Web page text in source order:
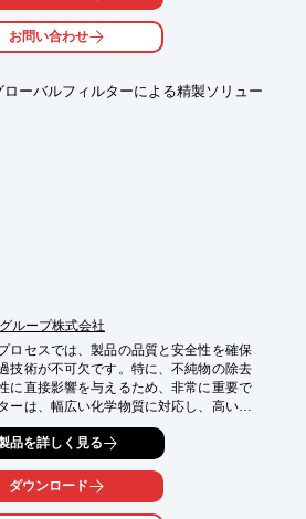
お問い合わせ
ローバルフィルターによる精製ソリュー
ループ株式会社
ロセスでは、製品の品質と安全性を確保
技術が不可欠です。特に、不純物の除去
に直接影響を与えるため、非常に重要で
ーは、幅広い化学物質に対応し、高い除
、精製プロセスにおける課題を解決しま
品を詳しく見る
ダウンロード